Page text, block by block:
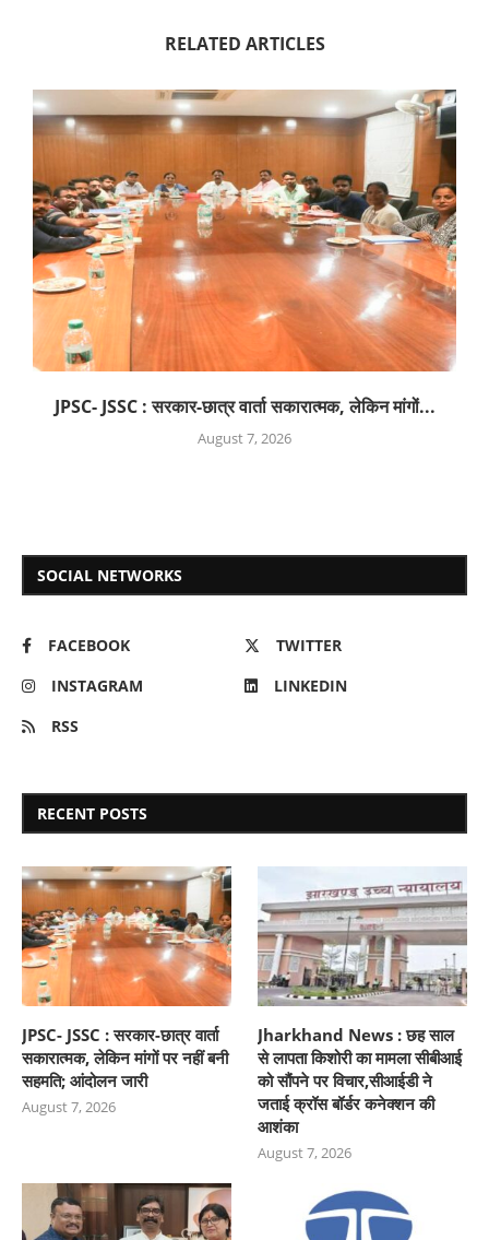
RELATED ARTICLES
JPSC- JSSC : सरकार-छात्र वार्ता सकारात्मक, लेकिन मांगों...
August 7, 2026
SOCIAL NETWORKS
FACEBOOK
TWITTER
INSTAGRAM
LINKEDIN
RSS
RECENT POSTS
JPSC- JSSC : सरकार-छात्र वार्ता
सकारात्मक, लेकिन मांगों पर नहीं बनी
सहमति; आंदोलन जारी
August 7, 2026
Jharkhand News : छह साल
से लापता किशोरी का मामला सीबीआई
को सौंपने पर विचार,सीआईडी ने
जताई क्रॉस बॉर्डर कनेक्शन की
आशंका
August 7, 2026